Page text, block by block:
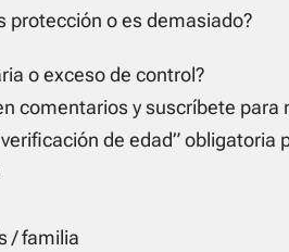
protección o es demasiado?
o exceso de control?
comentarios y suscríbete para
de edad” obligatoria
/ familia